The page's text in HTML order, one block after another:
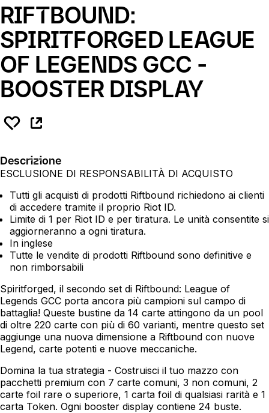
RIFTBOUND:
SPIRITFORGED LEAGUE
OF LEGENDS GCC -
BOOSTER DISPLAY
Descrizione
ESCLUSIONE DI RESPONSABILITÀ DI ACQUISTO
Tutti gli acquisti di prodotti Riftbound richiedono ai clienti
di accedere tramite il proprio Riot ID.
Limite di 1 per Riot ID e per tiratura. Le unità consentite si
aggiorneranno a ogni tiratura.
In inglese
Tutte le vendite di prodotti Riftbound sono definitive e
non rimborsabili
Spiritforged, il secondo set di Riftbound: League of
Legends GCC porta ancora più campioni sul campo di
battaglia! Queste bustine da 14 carte attingono da un pool
di oltre 220 carte con più di 60 varianti, mentre questo set
aggiunge una nuova dimensione a Riftbound con nuove
Legend, carte potenti e nuove meccaniche.
Domina la tua strategia - Costruisci il tuo mazzo con
pacchetti premium con 7 carte comuni, 3 non comuni, 2
carte foil rare o superiore, 1 carta foil di qualsiasi rarità e 1
carta Token. Ogni booster display contiene 24 buste.